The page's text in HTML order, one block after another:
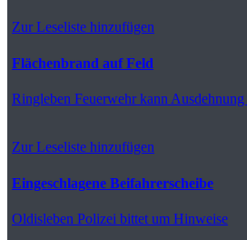
Zur Leseliste hinzufügen
Flächenbrand auf Feld
Ringleben Feuerwehr kann
Zur Leseliste hinzufügen
Eingeschlagene Beifahrerscheibe
Oldisleben Polizei bittet um Hinweise